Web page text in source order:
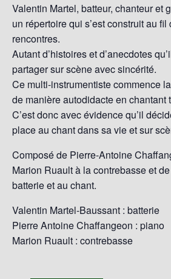
Valentin Martel, batteur, chanteur et
un répertoire qui s’est construit au
rencontres.
Autant d’histoires et d’anecdotes
partager sur scène avec sincérité.
Ce multi-instrumentiste commence
de manière autodidacte en chantant
C’est donc avec évidence qu’il
place au chant dans sa vie et sur
Composé de Pierre-Antoine
Marion Ruault à la contrebasse et
batterie et au chant.
Valentin Martel-Baussant : batterie
Pierre Antoine Chaffangeon : piano
Marion Ruault : contrebasse